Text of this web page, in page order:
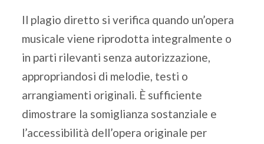
Il plagio diretto si verifica quando un’opera
musicale viene riprodotta integralmente o
in parti rilevanti senza autorizzazione,
appropriandosi di melodie, testi o
arrangiamenti originali. È sufficiente
dimostrare la somiglianza sostanziale e
l’accessibilità dell’opera originale per